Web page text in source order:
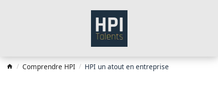
Comprendre HPI HPI un atout en entreprise